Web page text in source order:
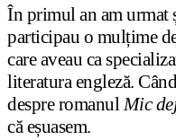
În primul an am urmat
participau o mulțime
care aveau ca
literatura engleză.
despre romanulMic
că eșuasem.